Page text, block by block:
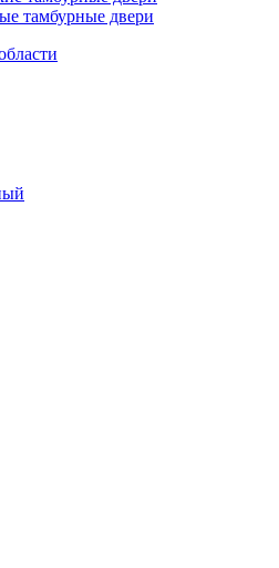
тамбурные двери